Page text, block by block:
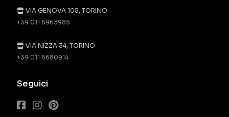
VIA GENOVA 105, TORINO
+39 011 6963985
VIA NIZZA 34, TORINO
+39 011 6680914
Seguici